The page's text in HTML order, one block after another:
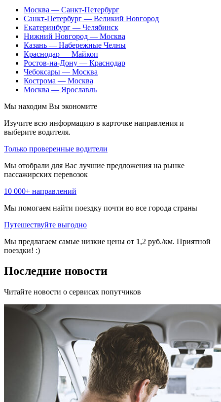
Москва — Санкт-Петербург
Санкт-Петербург — Великий Новгород
Екатеринбург — Челябинск
Нижний Новгород — Москва
Казань — Набережные Челны
Краснодар — Майкоп
Ростов-на-Дону — Краснодар
Чебоксары — Москва
Кострома — Москва
Москва — Ярославль
Мы находим Вы экономите
Изучите всю информацию в карточке направления и
выберите водителя.
Только проверенные водители
Мы отобрали для Вас лучшие предложения на рынке
пассажирских перевозок
10 000+ направлений
Мы помогаем найти поездку почти во все города страны
Путешествуйте выгодно
Мы предлагаем самые низкие цены от 1,2 руб./км. Приятной
поездки! :)
Последние новости
Читайте новости о сервисах попутчиков